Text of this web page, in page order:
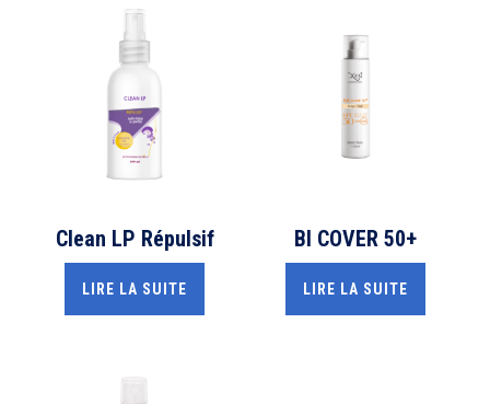
Clean LP Répulsif
LIRE LA SUITE
BI COVER 50+
LIRE LA SUITE